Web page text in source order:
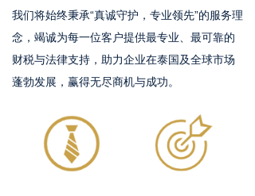
我们将始终秉承“真诚守护，专业领先”的服务理
念，竭诚为每一位客户提供最专业、最可靠的
财税与法律支持，助力企业在泰国及全球市场
蓬勃发展，赢得无尽商机与成功。